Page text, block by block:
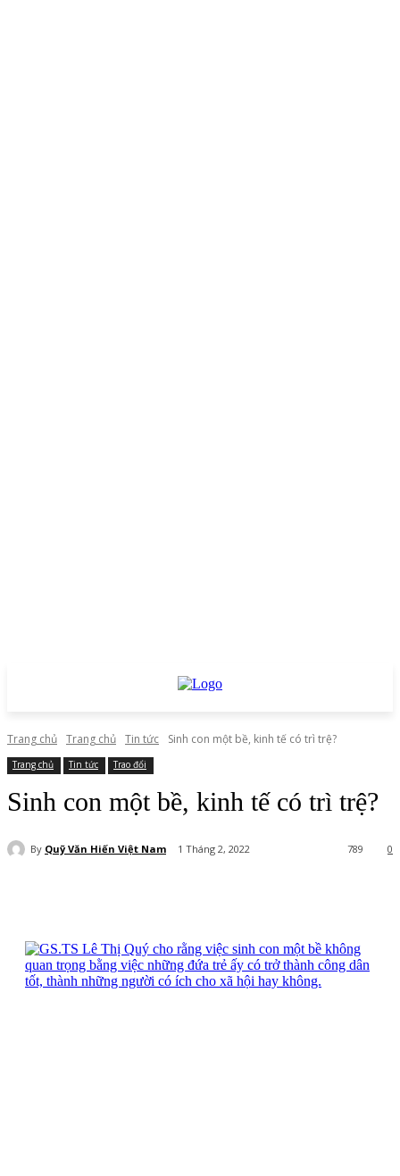
Trang chủ Trang chủ Tin tức Sinh con một bề, kinh tế có trì trệ?
Trang chủ Tin tức Trao đổi
Sinh con một bề, kinh tế có trì trệ?
By Quỹ Văn Hiến Việt Nam 1 Tháng 2, 2022 0
789